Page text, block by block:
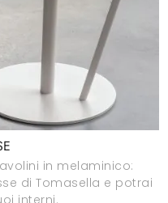
in melaminico:
di Tomasella e potrai
interni.